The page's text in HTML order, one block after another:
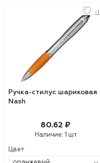
Ручка-стилус шариковая
Nash
80.62 ₽
Наличие: 1 шт
Цвет